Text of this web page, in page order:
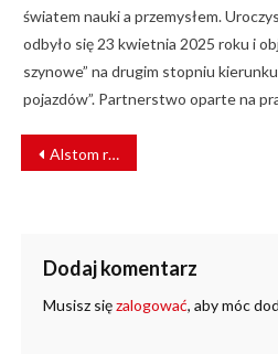
światem nauki a przemysłem.
odbyło się 23 kwietnia 2025 roku i
szynowe” na drugim stopniu
pojazdów”. Partnerstwo oparte na
NAWIGACJA
WPISU
Alstom realizuje testy nowej technologii AI
Dodaj komentarz
Musisz sięzalogować, aby móc